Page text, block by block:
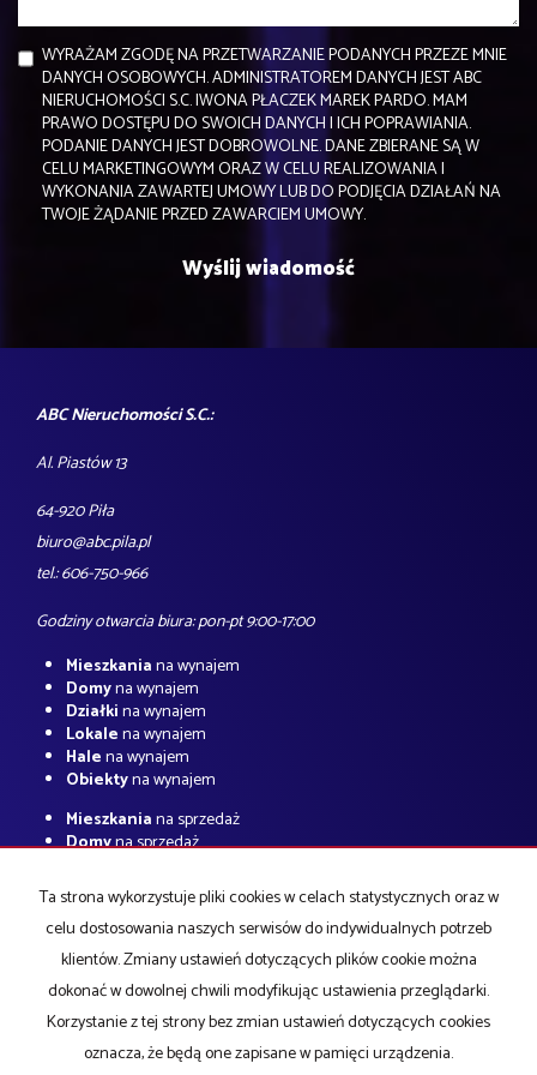
WYRAŻAM ZGODĘ NA PRZETWARZANIE PODANYCH PRZEZE MNIE
DANYCH OSOBOWYCH. ADMINISTRATOREM DANYCH JEST ABC
NIERUCHOMOŚCI S.C. IWONA PŁACZEK MAREK PARDO. MAM
PRAWO DOSTĘPU DO SWOICH DANYCH I ICH POPRAWIANIA.
PODANIE DANYCH JEST DOBROWOLNE. DANE ZBIERANE SĄ W
CELU MARKETINGOWYM ORAZ W CELU REALIZOWANIA I
WYKONANIA ZAWARTEJ UMOWY LUB DO PODJĘCIA DZIAŁAŃ NA
TWOJE ŻĄDANIE PRZED ZAWARCIEM UMOWY.
ABC Nieruchomości S.C.:
Al. Piastów 13
64-920 Piła
biuro@abc.pila.pl
tel.: 606-750-966
Godziny otwarcia biura: pon-pt 9:00-17:00
Mieszkaniana wynajem
Domyna wynajem
Działkina wynajem
Lokalena wynajem
Halena wynajem
Obiektyna wynajem
Mieszkaniana sprzedaż
Domyna sprzedaż
Lokalena sprzedaż
Halena sprzedaż
Obiektyna sprzedaż
Strona główna O firmie notatnik Kup Sprzedaj Kredyty Kontakt
Ta strona wykorzystuje pliki cookies w celach statystycznych oraz w
celu dostosowania naszych serwisów do indywidualnych potrzeb
klientów. Zmiany ustawień dotyczących plików cookie można
dokonać w dowolnej chwili modyfikując ustawienia przeglądarki.
Korzystanie z tej strony bez zmian ustawień dotyczących cookies
oznacza, że będą one zapisane w pamięci urządzenia.